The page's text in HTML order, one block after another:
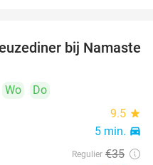
29%
bij Namaste
Wo
Do
9.5 star
5 min. directions_car
Regulier €35